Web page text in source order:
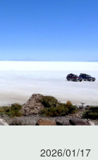
2026/01/17